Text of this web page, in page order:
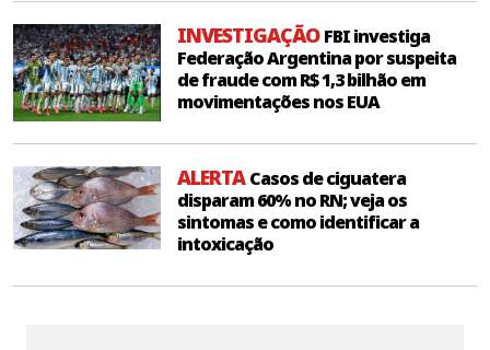
INVESTIGAÇÃOFBI investiga
Federação Argentina por suspeita
de fraude com R$ 1,3 bilhão em
movimentações nos EUA
ALERTACasos de ciguatera
disparam 60% no RN; veja os
sintomas e como identificar a
intoxicação